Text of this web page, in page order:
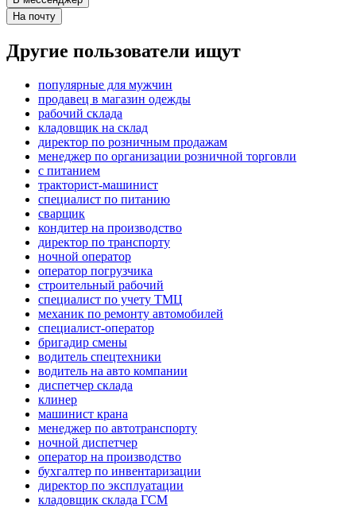
На почту
Другие пользователи ищут
популярные для мужчин
продавец в магазин одежды
рабочий склада
кладовщик на склад
директор по розничным продажам
менеджер по организации розничной торговли
с питанием
тракторист-машинист
специалист по питанию
сварщик
кондитер на производство
директор по транспорту
ночной оператор
оператор погрузчика
строительный рабочий
специалист по учету ТМЦ
механик по ремонту автомобилей
специалист-оператор
бригадир смены
водитель спецтехники
водитель на авто компании
диспетчер склада
клинер
машинист крана
менеджер по автотранспорту
ночной диспетчер
оператор на производство
бухгалтер по инвентаризации
директор по эксплуатации
кладовщик склада ГСМ